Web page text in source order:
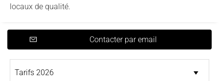
locaux de qualité.
Contacter par email